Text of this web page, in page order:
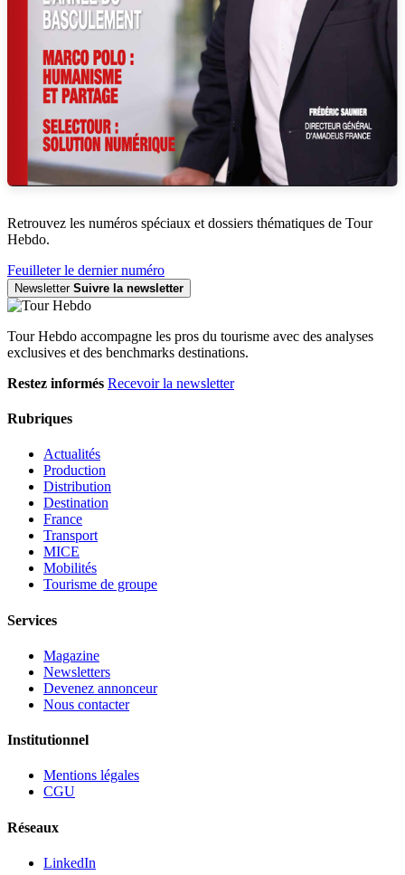
Retrouvez les numéros spéciaux et dossiers thématiques de Tour
Hebdo.
Feuilleter le dernier numéro
Newsletter Suivre la newsletter
Tour Hebdo accompagne les pros du tourisme avec des analyses
exclusives et des benchmarks destinations.
Restez informés Recevoir la newsletter
Rubriques
Actualités
Production
Distribution
Destination
France
Transport
MICE
Mobilités
Tourisme de groupe
Services
Magazine
Newsletters
Devenez annonceur
Nous contacter
Institutionnel
Mentions légales
CGU
Réseaux
LinkedIn